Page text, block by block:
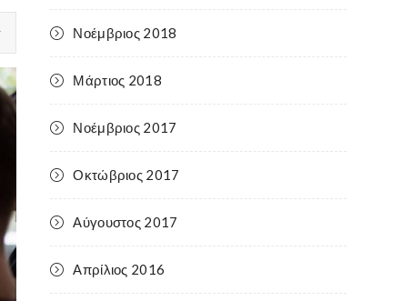
Νοέμβριος 2018
Μάρτιος 2018
Νοέμβριος 2017
Οκτώβριος 2017
Αύγουστος 2017
Απρίλιος 2016